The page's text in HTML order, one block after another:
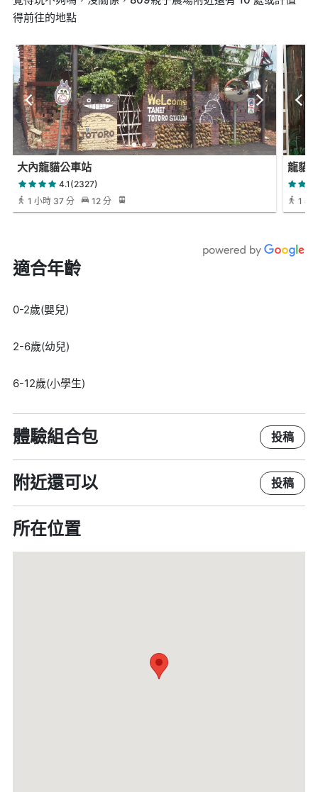
得前往的地點
大內龍貓公車站
4.1(2327)
1 小時 37 分
12 分
龍貓
1 小
適合年齡
0-2歲(嬰兒)
2-6歲(幼兒)
6-12歲(小學生)
體驗組合包 投稿
附近還可以 投稿
所在位置